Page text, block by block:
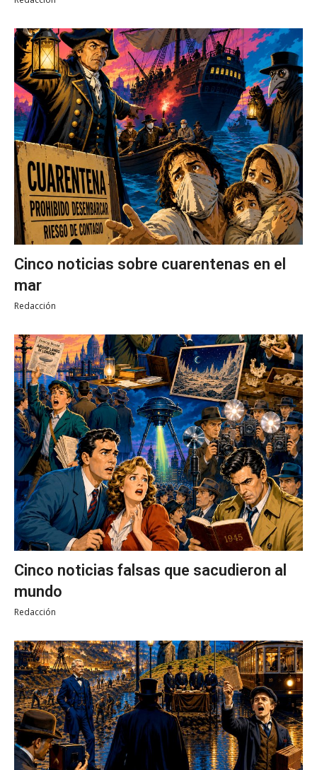
Cinco noticias sobre cuarentenas en el
mar
Redacción
Cinco noticias falsas que sacudieron al
mundo
Redacción